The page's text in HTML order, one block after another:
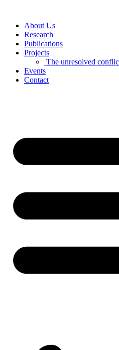
contentAbout Us
Research
Publications
Projects
The unresolved
Events
Contact